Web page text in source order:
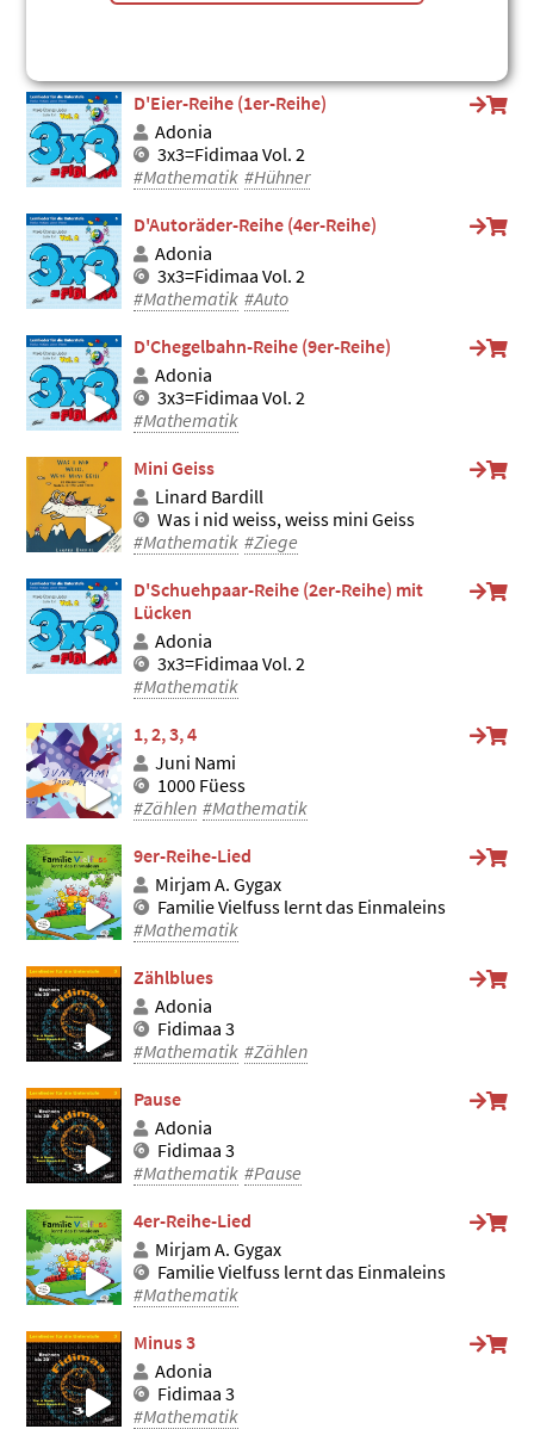
Mirjam A. Gygax
D'Eier-Reihe (1er-Reihe)
Adonia
3x3=Fidimaa Vol. 2
#Mathematik #Hühner
D'Autoräder-Reihe (4er-Reihe)
Adonia
3x3=Fidimaa Vol. 2
#Mathematik #Auto
D'Chegelbahn-Reihe (9er-Reihe)
Adonia
3x3=Fidimaa Vol. 2
#Mathematik
Mini Geiss
Linard Bardill
Was i nid weiss, weiss mini Geiss
#Mathematik #Ziege
D'Schuehpaar-Reihe (2er-Reihe) mit
Lücken
Adonia
3x3=Fidimaa Vol. 2
#Mathematik
1, 2, 3, 4
Juni Nami
1000 Füess
#Zählen #Mathematik
9er-Reihe-Lied
Mirjam A. Gygax
Familie Vielfuss lernt das Einmaleins
#Mathematik
Zählblues
Adonia
Fidimaa 3
#Mathematik #Zählen
Pause
Adonia
Fidimaa 3
#Mathematik #Pause
4er-Reihe-Lied
Mirjam A. Gygax
Familie Vielfuss lernt das Einmaleins
#Mathematik
Minus 3
Adonia
Fidimaa 3
#Mathematik